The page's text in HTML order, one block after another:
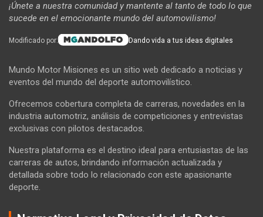
¡Únete a nuestra comunidad y mantente al tanto de todo lo que
sucede en el emocionante mundo del automovilismo!
Modificado por: Dando vida a tus ideas digitales
Mundo Motor Misiones es un sitio web dedicado a noticias y
eventos del mundo del deporte automovilístico.
Ofrecemos cobertura completa de carreras, novedades en la
industria automotriz, análisis de competiciones y entrevistas
exclusivas con pilotos destacados.
Nuestra plataforma es el destino ideal para entusiastas de las
carreras de autos, brindando información actualizada y
detallada sobre todo lo relacionado con este apasionante
deporte.